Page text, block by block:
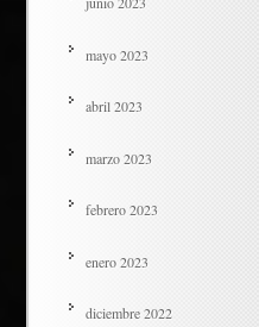
mayo 2023
abril 2023
marzo 2023
febrero 2023
enero 2023
diciembre 2022